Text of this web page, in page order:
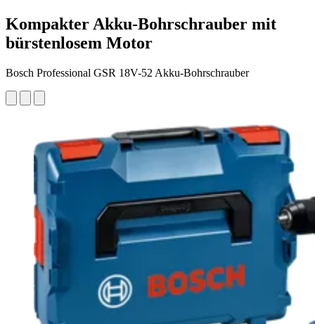
Kompakter Akku-Bohrschrauber mit
bürstenlosem Motor
Bosch Professional GSR 18V-52 Akku-Bohrschrauber